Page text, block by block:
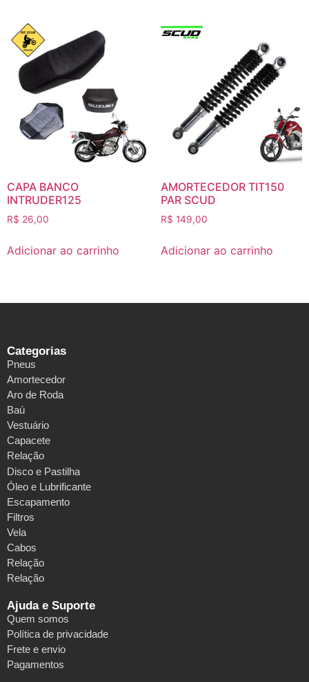
CAPA BANCO
INTRUDER125
R$ 26,00
Adicionar ao carrinho
AMORTECEDOR TIT150
PAR SCUD
R$ 149,00
Adicionar ao carrinho
Categorias
Pneus
Amortecedor
Aro de Roda
Baú
Vestuário
Capacete
Relação
Disco e Pastilha
Óleo e Lubrificante
Escapamento
Filtros
Vela
Cabos
Relação
Relação
Ajuda e Suporte
Quem somos
Política de privacidade
Frete e envio
Pagamentos